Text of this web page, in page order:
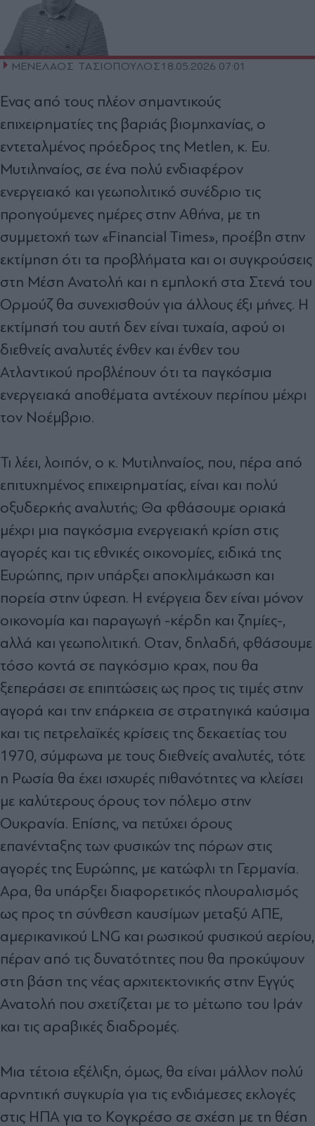
ΜΕΝΕΛΑΟΣ ΤΑΣΙΟΠΟΥΛΟΣ18.05.2026 07:01
Eνας από τους πλέον σηµαντικούς
επιχειρηµατίες της βαριάς βιοµηχανίας, ο
εντεταλµένος πρόεδρος της Metlen, κ. Ευ.
Μυτιληναίος, σε ένα πολύ ενδιαφέρον
ενεργειακό και γεωπολιτικό συνέδριο τις
προηγούµενες ηµέρες στην Αθήνα, µε τη
συµµετοχή των «Financial Times», προέβη στην
εκτίµηση ότι τα προβλήµατα και οι συγκρούσεις
στη Μέση Ανατολή και η εµπλοκή στα Στενά του
Ορµούζ θα συνεχισθούν για άλλους έξι µήνες. Η
εκτίµησή του αυτή δεν είναι τυχαία, αφού οι
διεθνείς αναλυτές ένθεν και ένθεν του
Ατλαντικού προβλέπουν ότι τα παγκόσµια
ενεργειακά αποθέµατα αντέχουν περίπου µέχρι
τον Νοέµβριο.
Τι λέει, λοιπόν, ο κ. Μυτιληναίος, που, πέρα από
επιτυχηµένος επιχειρηµατίας, είναι και πολύ
οξυδερκής αναλυτής; Θα φθάσουµε οριακά
µέχρι µια παγκόσµια ενεργειακή κρίση στις
αγορές και τις εθνικές οικονοµίες, ειδικά της
Ευρώπης, πριν υπάρξει αποκλιµάκωση και
πορεία στην ύφεση. Η ενέργεια δεν είναι µόνον
οικονοµία και παραγωγή -κέρδη και ζηµίες-,
αλλά και γεωπολιτική. Οταν, δηλαδή, φθάσουµε
τόσο κοντά σε παγκόσµιο κραχ, που θα
ξεπεράσει σε επιπτώσεις ως προς τις τιµές στην
αγορά και την επάρκεια σε στρατηγικά καύσιµα
και τις πετρελαϊκές κρίσεις της δεκαετίας του
1970, σύµφωνα µε τους διεθνείς αναλυτές, τότε
η Ρωσία θα έχει ισχυρές πιθανότητες να κλείσει
µε καλύτερους όρους τον πόλεµο στην
Ουκρανία. Επίσης, να πετύχει όρους
επανένταξης των φυσικών της πόρων στις
αγορές της Ευρώπης, µε κατώφλι τη Γερµανία.
Αρα, θα υπάρξει διαφορετικός πλουραλισµός
ως προς τη σύνθεση καυσίµων µεταξύ ΑΠΕ,
αµερικανικού LNG και ρωσικού φυσικού αερίου,
πέραν από τις δυνατότητες που θα προκύψουν
στη βάση της νέας αρχιτεκτονικής στην Εγγύς
Ανατολή που σχετίζεται µε το µέτωπο του Ιράν
και τις αραβικές διαδροµές.
Μια τέτοια εξέλιξη, όµως, θα είναι µάλλον πολύ
αρνητική συγκυρία για τις ενδιάµεσες εκλογές
στις ΗΠΑ για το Κογκρέσο σε σχέση µε τη θέση